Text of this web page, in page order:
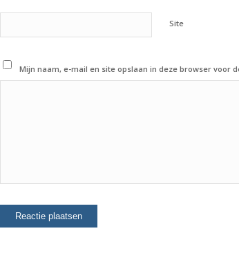
Site
Mijn naam, e-mail en site opslaan in deze browser voor